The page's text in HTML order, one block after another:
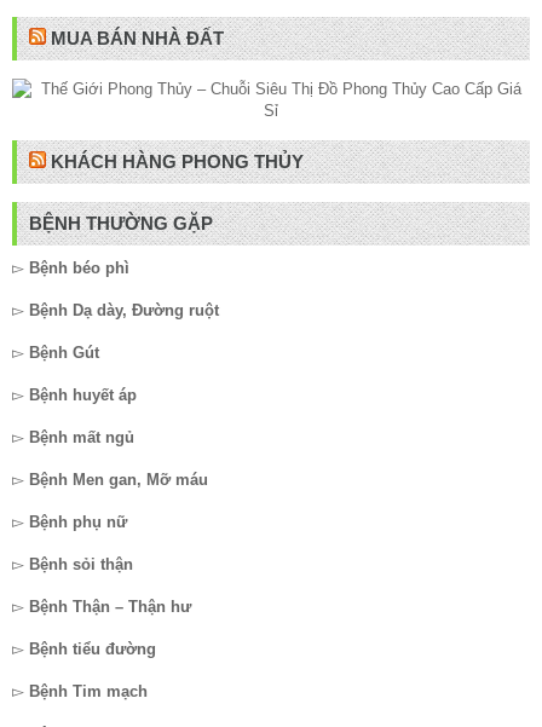
MUA BÁN NHÀ ĐẤT
KHÁCH HÀNG PHONG THỦY
BỆNH THƯỜNG GẶP
▻ Bệnh béo phì
▻ Bệnh Dạ dày, Đường ruột
▻ Bệnh Gút
▻ Bệnh huyết áp
▻ Bệnh mất ngủ
▻ Bệnh Men gan, Mỡ máu
▻ Bệnh phụ nữ
▻ Bệnh sỏi thận
▻ Bệnh Thận – Thận hư
▻ Bệnh tiểu đường
▻ Bệnh Tim mạch